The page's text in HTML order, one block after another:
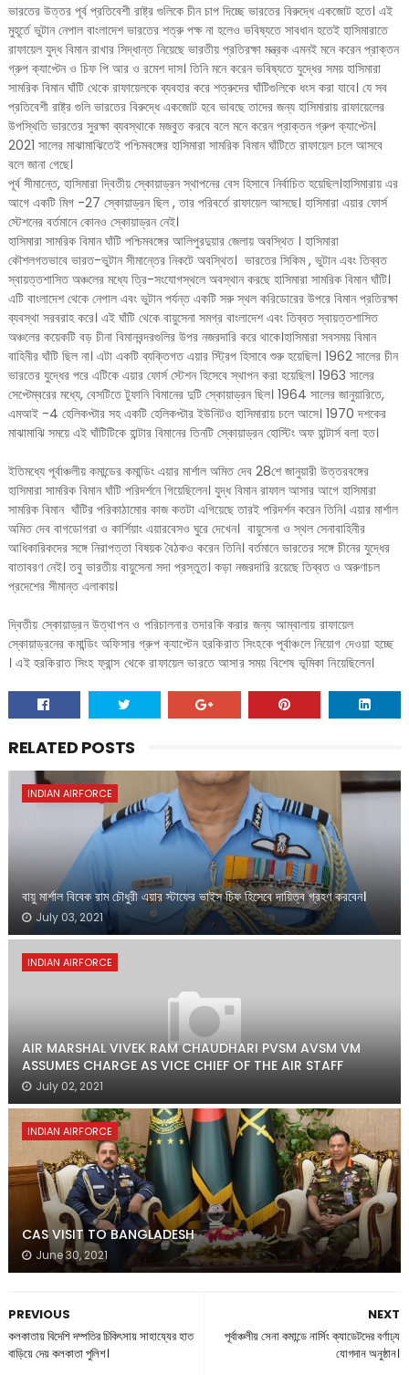
ভারতের উত্তর পূর্ব প্রতিবেশী রাষ্ট্র গুলিকে চীন চাপ দিচ্ছে ভারতের বিরুদ্ধে একজোট হতে। এই
মুহূর্তে ভুটান নেপাল বাংলাদেশ ভারতের শত্রু পক্ষ না হলেও ভবিষ্যতে সাবধান হতেই হাসিমারাতে
রাফায়েল যুদ্ধ বিমান রাখার সিদ্ধান্ত নিয়েছে ভারতীয় প্রতিরক্ষা মন্ত্রক এমনই মনে করেন প্রাক্তন
গ্রুপ ক্যাপ্টেন ও চিফ পি আর ও রমেশ দাস। তিনি মনে করেন ভবিষ্যতে যুদ্ধের সময় হাসিমারা
সামরিক বিমান ঘাঁটি থেকে রাফায়েলকে ব্যবহার করে শত্রুদের ঘাঁটিগুলিকে ধংস করা যাবে। যে সব
প্রতিবেশী রাষ্ট্র গুলি ভারতের বিরুদ্ধে একজোট হবে ভাবছে তাদের জন্য হাসিমারায় রাফায়েলের
উপস্থিতি ভারতের সুরক্ষা ব্যবস্থাকে মজবুত করবে বলে মনে করেন প্রাক্তন গ্রুপ ক্যাপ্টেন।
2021 সালের মাঝামাঝিতেই পশ্চিমবঙ্গের হাসিমারা সামরিক বিমান ঘাঁটিতে রাফায়েল চলে আসবে
বলে জানা গেছে।
পূর্ব সীমান্তে, হাসিমারা দ্বিতীয় স্কোয়াড্রন স্থাপনের বেস হিসাবে নির্বাচিত হয়েছিল।হাসিমারায় এর
আগে একটি মিগ -27 স্কোয়াড্রন ছিল , তার পরিবর্তে রাফায়েল আসছে। হাসিমারা এয়ার ফোর্স
স্টেশনের বর্তমানে কোনও স্কোয়াড্রন নেই।
হাসিমারা সামরিক বিমান ঘাঁটি পশ্চিমবঙ্গের আলিপুরদুয়ার জেলায় অবস্থিত । হাসিমারা
কৌশলগতভাবে ভারত-ভুটান সীমান্তের নিকটে অবস্থিত। ভারতের সিকিম , ভুটান এবং তিব্বত
স্বায়ত্তশাসিত অঞ্চলের মধ্যে ত্রি-সংযোগস্থলে অবস্থান করছে হাসিমারা সামরিক বিমান ঘাঁটি।
এটি বাংলাদেশ থেকে নেপাল এবং ভুটান পর্যন্ত একটি সরু স্থল করিডোরের উপরে বিমান প্রতিরক্ষা
ব্যবস্থা সরবরাহ করে। এই ঘাঁটি থেকে বায়ুসেনা সমগ্র বাংলাদেশ এবং তিব্বত স্বায়ত্তশাসিত
অঞ্চলের কয়েকটি বড় চীনা বিমানবন্দরগুলির উপর নজরদারি করে থাকে।হাসিমারা সবসময় বিমান
বাহিনীর ঘাঁটি ছিল না। এটা একটি ব্যক্তিগত এয়ার স্ট্রিপ হিসাবে শুরু হয়েছিল। 1962 সালের চীন
ভারতের যুদ্ধের পরে এটিকে এয়ার ফোর্স স্টেশন হিসেবে স্থাপন করা হয়েছিল। 1963 সালের
সেপ্টেম্বরের মধ্যে, বেসটিতে টুফানি বিমানের দুটি স্কোয়াড্রন ছিল। 1964 সালের জানুয়ারিতে,
এমআই -4 হেলিকপ্টার সহ একটি হেলিকপ্টার ইউনিটও হাসিমারায় চলে আসে। 1970 দশকের
মাঝামাঝি সময়ে এই ঘাঁটিটিকে হান্টার বিমানের তিনটি স্কোয়াড্রন হোস্টিং অফ হান্টার্স বলা হত।
ইতিমধ্যে পূর্বাঞ্চলীয় কমান্ডের কমান্ডিং এয়ার মার্শাল অমিত দেব 28শে জানুয়ারী উত্তরবঙ্গের
হাসিমারা সামরিক বিমান ঘাঁটি পরিদর্শনে গিয়েছিলেন। যুদ্ধ বিমান রাফাল আসার আগে হাসিমারা
সামরিক বিমান ঘাঁটির পরিকাঠামোর কাজ কতটা এগিয়েছে তারই পরিদর্শন করেন তিনি। এয়ার মার্শাল
অমিত দেব বাগডোগরা ও কার্শিয়াং এয়ারবেসও ঘুরে দেখেন। বায়ুসেনা ও স্থল সেনাবাহিনীর
আধিকারিকদের সঙ্গে নিরাপত্তা বিষয়ক বৈঠকও করেন তিনি। বর্তমানে ভারতের সঙ্গে চীনের যুদ্ধের
বাতাবরণ নেই। তবু ভারতীয় বায়ুসেনা সদা প্রস্তুত। কড়া নজরদারি রয়েছে তিব্বত ও অরুণাচল
প্রদেশের সীমান্ত এলাকায়।
দ্বিতীয় স্কোয়াড্রন উত্থাপন ও পরিচালনার তদারকি করার জন্য আম্বালায় রাফায়েল
স্কোয়াড্রনের কমান্ডিং অফিসার গ্রুপ ক্যাপ্টেন হরকিরাত সিংহকে পূর্বাঞ্চলে নিয়োগ দেওয়া হচ্ছে
। এই হরকিরাত সিংহ ফ্রান্স থেকে রাফায়েল ভারতে আসার সময় বিশেষ ভূমিকা নিয়েছিলেন।
RELATED POSTS
INDIAN AIRFORCE
বায়ু মার্শাল বিবেক রাম চৌধুরী এয়ার স্টাফের ভাইস চিফ হিসেবে দায়িত্ব গ্রহণ করবেন।
July 03, 2021
INDIAN AIRFORCE
AIR MARSHAL VIVEK RAM CHAUDHARI PVSM AVSM VM
ASSUMES CHARGE AS VICE CHIEF OF THE AIR STAFF
July 02, 2021
INDIAN AIRFORCE
CAS VISIT TO BANGLADESH
June 30, 2021
NEXT
পূর্বাঞ্চলীয় সেনা কমান্ডে নার্সিং ক্যাডেটদের বর্ণাঢ্য
যোগদান অনুষ্ঠান।
PREVIOUS
কলকাতায় বিদেশি দম্পতির চিকিৎসায় সাহায্যের হাত
বাড়িয়ে দেয় কলকাতা পুলিশ।